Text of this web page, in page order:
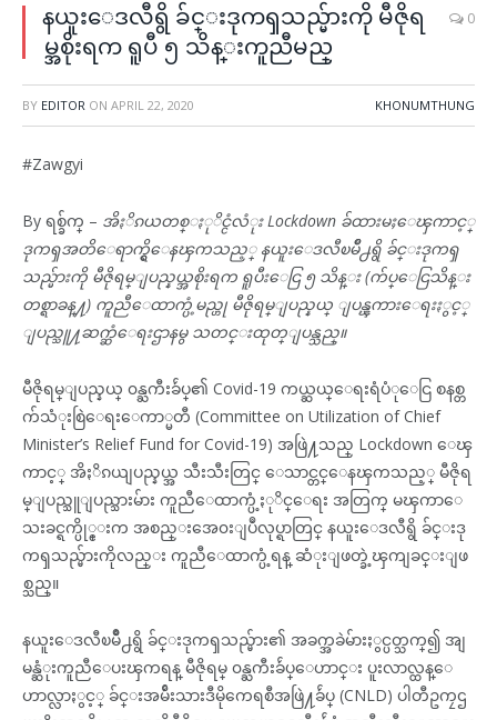
နယူးေဒလီရွိ ခ်င္းဒုကၡသည္မ်ားကို မီဇိုရ
မ္အစိုးရက ရူပီ ၅ သိန္းကူညီမည္
0
BY EDITOR ON APRIL 22, 2020 KHONUMTHUNG
#Zawgyi
By ရစ္ခ်က္ – အိႏိၵယတစ္ႏုိင္ငံလံုး Lockdown ခ်ထားမႈေၾကာင့္
ဒုကၡအတိေရာက္ရွိေနၾကသည့္ နယူးေဒလီၿမိဳ႕ရွိ ခ်င္းဒုကၡ
သည္မ်ားကို မီဇိုရမ္ျပည္နယ္အစိုးရက ရူပီးေငြ ၅ သိန္း (က်ပ္ေငြသိန္း
တစ္ရာခန္႔) ကူညီေထာက္ပံ့မည္ဟု မီဇိုရမ္ျပည္နယ္ ျပန္ၾကားေရးႏွင့္
ျပည္သူ႔ဆက္ဆံေရးဌာနမွ သတင္းထုတ္ျပန္သည္။
မီဇိုရမ္ျပည္နယ္ ၀န္ႀကီးခ်ဴပ္၏ Covid-19 ကယ္ဆယ္ေရးရံပံုေငြ စနစ္တ
က်သံုးစြဲေရးေကာ္မတီ (Committee on Utilization of Chief
Minister’s Relief Fund for Covid-19) အဖြဲ႔သည္ Lockdown ေၾ
ကာင့္ အိႏိၵယျပည္နယ္အ သီးသီးတြင္ ေသာင္တင္ေနၾကသည့္ မီဇိုရ
မ္ျပည္သူျပည္သားမ်ား ကူညီေထာက္ပံ့ႏုိင္ေရး အတြက္ မၾကာေ
သးခင္ရက္ပို္င္းက အစည္းအေ၀းျပဳလုပ္ရာတြင္ နယူးေဒလီရွိ ခ်င္းဒု
ကၡသည္မ်ားကိုလည္း ကူညီေထာက္ပံ့ရန္ ဆံုးျဖတ္ခဲ့ၾကျခင္းျဖ
စ္သည္။
နယူးေဒလီၿမိဳ႕ရွိ ခ်င္းဒုကၡသည္မ်ား၏ အခက္အခဲမ်ားႏွင္ပတ္သက္၍ အျ
မန္ဆံုးကူညီေပးၾကရန္ မီဇိုရမ္ ၀န္ႀကီးခ်ဴပ္ေဟာင္း ပူးလာလ္ထန္ေ
ဟာလ္လာႏွင့္ ခ်င္းအမ်ဴိးသားဒီမိုကေရစီအဖြဲ႔ခ်ဴပ္ (CNLD) ပါတီဥကၠဌ